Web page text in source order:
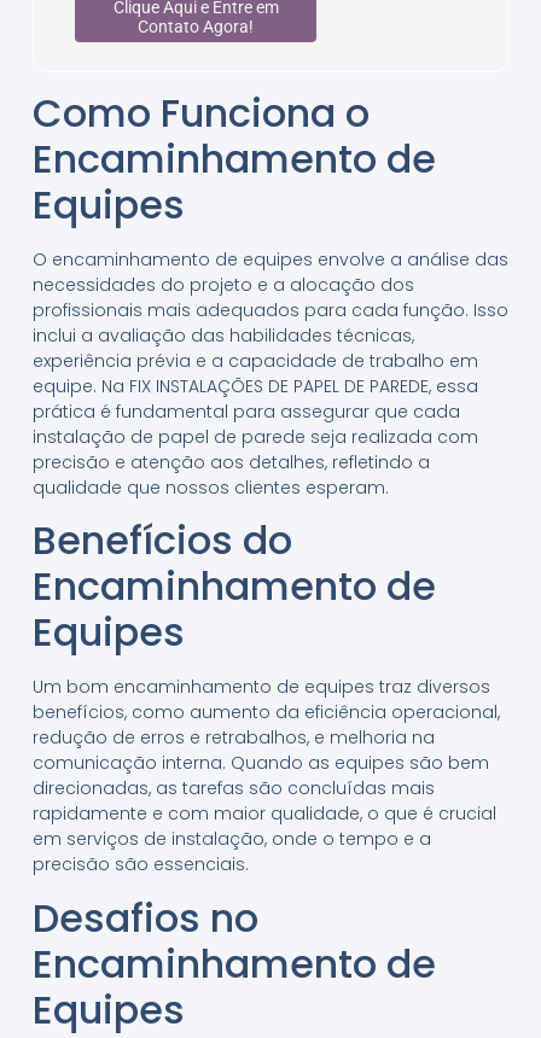
Clique Aqui e Entre em
Contato Agora!
Como Funciona o
Encaminhamento de
Equipes
O encaminhamento de equipes envolve a análise das
necessidades do projeto e a alocação dos
profissionais mais adequados para cada função. Isso
inclui a avaliação das habilidades técnicas,
experiência prévia e a capacidade de trabalho em
equipe. Na FIX INSTALAÇÕES DE PAPEL DE PAREDE, essa
prática é fundamental para assegurar que cada
instalação de papel de parede seja realizada com
precisão e atenção aos detalhes, refletindo a
qualidade que nossos clientes esperam.
Benefícios do
Encaminhamento de
Equipes
Um bom encaminhamento de equipes traz diversos
benefícios, como aumento da eficiência operacional,
redução de erros e retrabalhos, e melhoria na
comunicação interna. Quando as equipes são bem
direcionadas, as tarefas são concluídas mais
rapidamente e com maior qualidade, o que é crucial
em serviços de instalação, onde o tempo e a
precisão são essenciais.
Desafios no
Encaminhamento de
Equipes